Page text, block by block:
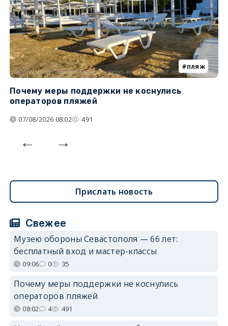
пляж
Почему меры поддержки не коснулись
операторов пляжей
07/08/2026 08:02 491
Прислать новость
Свежее
Музею обороны Севастополя — 66 лет:
бесплатный вход и мастер-классы
09:06 0 35
Почему меры поддержки не коснулись
операторов пляжей
08:02 4 491